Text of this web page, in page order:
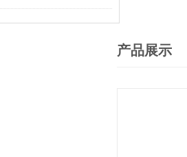
产品展示